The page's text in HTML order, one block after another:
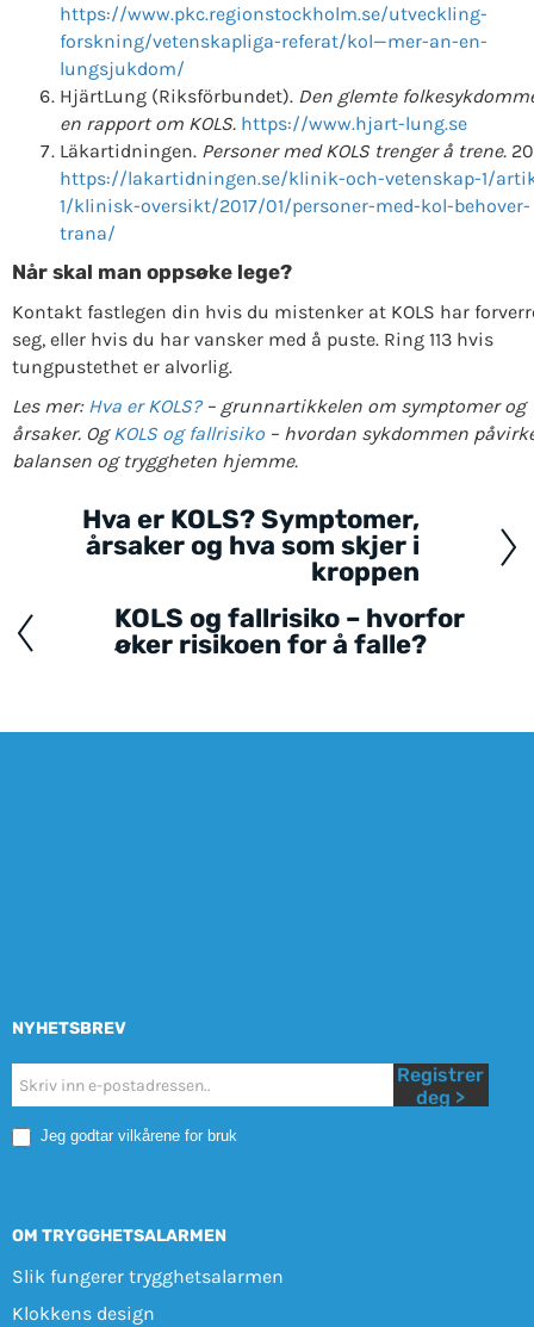
https://www.pkc.regionstockholm.se/utveckling-
forskning/vetenskapliga-referat/kol—mer-an-en-
lungsjukdom/
HjärtLung (Riksförbundet). Den glemte
en rapport om KOLS. https://www.hjart-lung.se
Läkartidningen. Personer med KOLS trenger å trene.
https://lakartidningen.se/klinik-och-vetenskap-1/
1/klinisk-oversikt/2017/01/personer-med-kol-behover-
trana/
Når skal man oppsøke lege?
Kontakt fastlegen din hvis du mistenker at KOLS har
seg, eller hvis du har vansker med å puste. Ring 113 hvis
tungpustethet er alvorlig.
Les mer: Hva er KOLS?– grunnartikkelen om symptomer og
årsaker. OgKOLS og fallrisiko– hvordan sykdommen
balansen og tryggheten hjemme.
Posts
navigation
Hva er KOLS? Symptomer,
årsaker og hva som skjer i
kroppen
KOLS og fallrisiko – hvorfor
øker risikoen for å falle?
NYHETSBREV
Nyhetsbrev
Mobile
Registrer
deg >
Jeg godtar vilkårene for bruk
OM TRYGGHETSALARMEN
Slik fungerer trygghetsalarmen
Klokkens design